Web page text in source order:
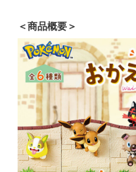
＜商品概要＞